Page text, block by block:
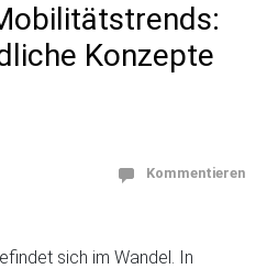
Konzepte
Kommentieren
sich im Wandel. In